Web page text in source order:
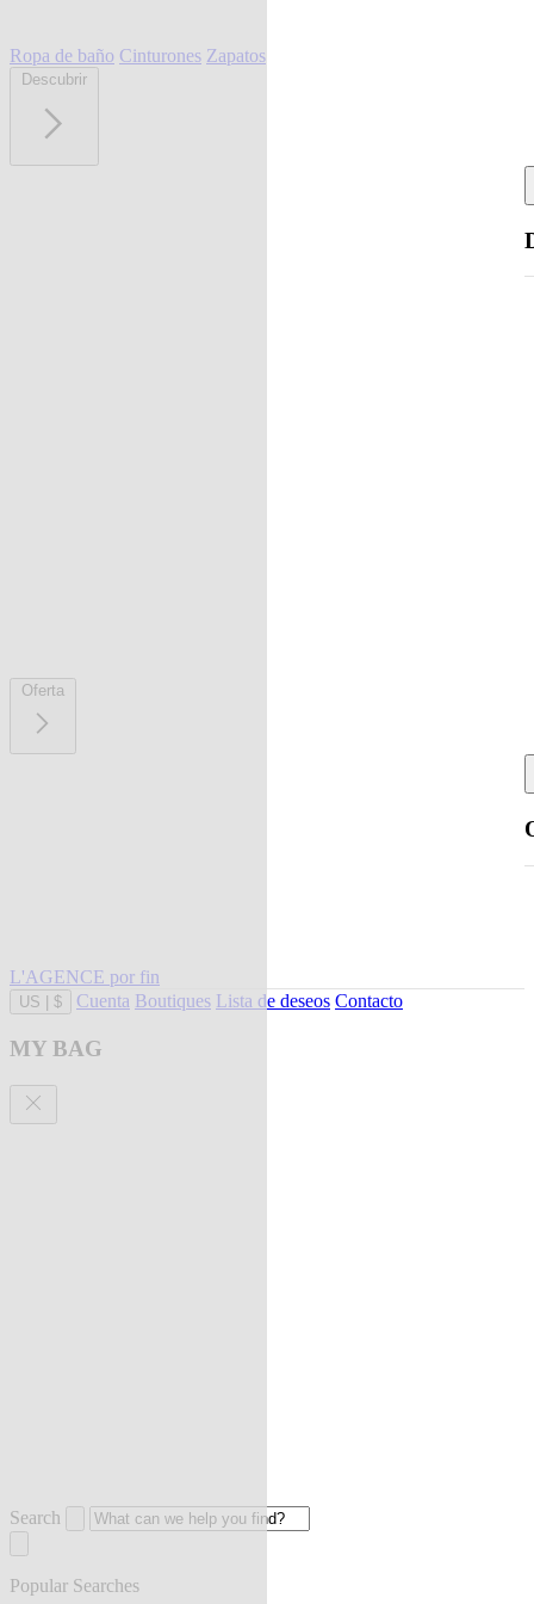
Ropa de baño Cinturones Zapatos
Descubrir
Oferta
L'AGENCE por fin
US $ Cuenta Boutiques Lista de deseos Contacto
MY BAG
Search
Popular Searches